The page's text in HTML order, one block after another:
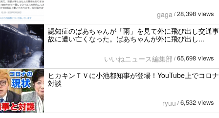
gaga / 28,398 views
認知症のばあちゃんが「雨」を見て外に飛び出し交通事
故に遭い亡くなった。ばあちゃんが外に飛び出し...
いいねニュース編集部 / 65,698 views
ヒカキンＴＶに小池都知事が登場！YouTube上でコロナ
対談
ryuu / 6,532 views